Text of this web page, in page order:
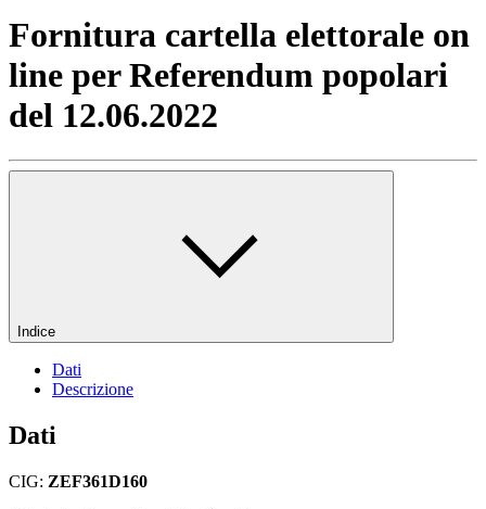
Fornitura cartella elettorale on
line per Referendum popolari
del 12.06.2022
Indice
Dati
Descrizione
Dati
CIG: ZEF361D160